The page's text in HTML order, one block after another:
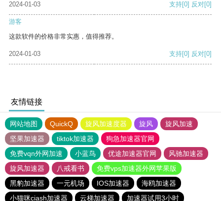
2024-01-03 支持[0] 反对[0]
游客
这款软件的价格非常实惠，值得推荐。
2024-01-03 支持[0] 反对[0]
友情链接
网站地图 QuickQ 旋风加速度器 旋风
旋风加速
坚果加速器
tiktok加速器
狗急加速器官网
免费vqn外网加速
小蓝鸟 优途加速器官网
风驰加速器
旋风加速器
八戒看书
免费vps加速器外网苹果版
黑豹加速器
一元机场 IOS加速器
海鸥加速器
小猫咪ciash加速器
云梯加速器 加速器试用3小时